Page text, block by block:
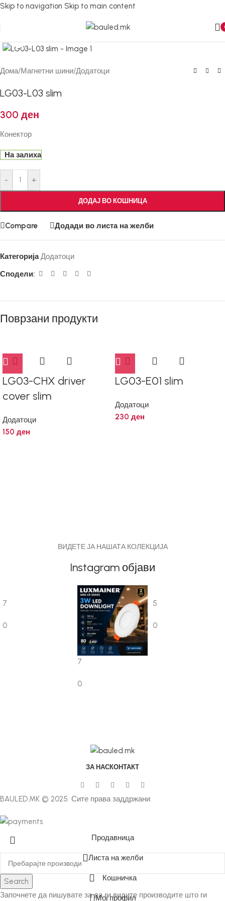
Skip to navigation Skip to main content
Дома/Магнетни шини/Додатоци
LG03-L03 slim
300 ден
Конектор
На залиха
- +
ДОДАЈ ВО КОШНИЦА
Compare Додади во листа на желби
Категорија Додатоци
Сподели:
Поврзани продукти
LG03-CHX driver
cover slim
Додатоци
150 ден
LG03-E01 slim
Додатоци
230 ден
ВИДЕТЕ ЈА НАШАТА КОЛЕКЦИЈА
Instagram објави
7
0
7
0
5
0
ЗА НАСКОНТАКТ
BAULED.MK © 2025. Сите права заддржани.
Search
Започнете да пишувате за да ги видите производите што ги
Продавница
Листа на желби
Кошничка
Мој профил